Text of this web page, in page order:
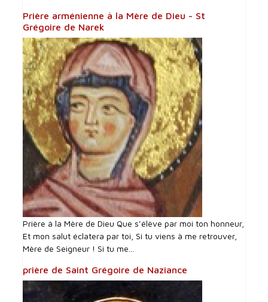
Prière arménienne à la Mère de Dieu - St
Grégoire de Narek
Prière à la Mère de Dieu Que s’élève par moi ton honneur,
Et mon salut éclatera par toi, Si tu viens à me retrouver,
Mère de Seigneur ! Si tu me...
prière de Saint Grégoire de Naziance